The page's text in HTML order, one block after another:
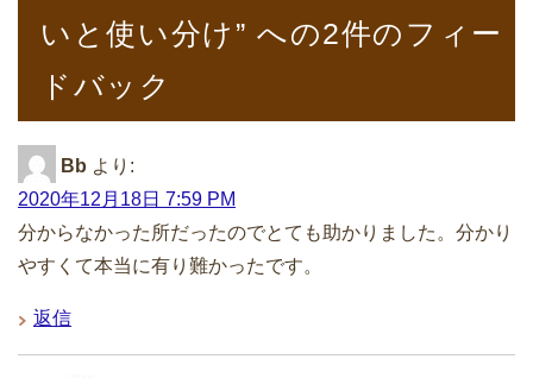
いと使い分け” への2件のフィー
ドバック
Bb より:
2020年12月18日 7:59 PM
分からなかった所だったのでとても助かりました。分かり
やすくて本当に有り難かったです。
返信